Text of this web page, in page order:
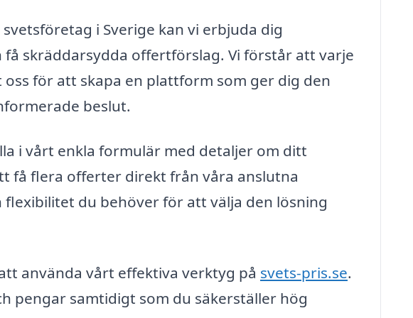
i Sverige kan vi erbjuda dig
skräddarsydda offertförslag. Vi förstår att varje
för att skapa en plattform som ger dig den
beslut.
i vårt enkla formulär med detaljer om ditt
få flera offerter direkt från våra anslutna
du behöver för att välja den lösning
använda vårt effektiva verktyg på svets-pris.se.
pengar samtidigt som du säkerställer hög